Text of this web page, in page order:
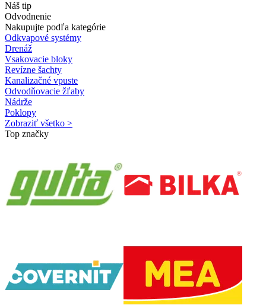
Náš tip
Odvodnenie
Nakupujte podľa kategórie
Odkvapové systémy
Drenáž
Vsakovacie bloky
Revízne šachty
Kanalizačné vpuste
Odvodňovacie žľaby
Nádrže
Poklopy
Zobraziť všetko >
Top značky